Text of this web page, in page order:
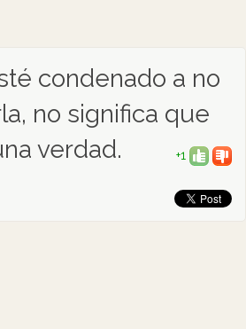
condenado a no
no significa que
verdad.
+1